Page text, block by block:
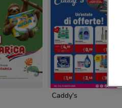
Caddy's